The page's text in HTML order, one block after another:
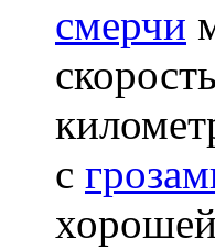
смерчи
с